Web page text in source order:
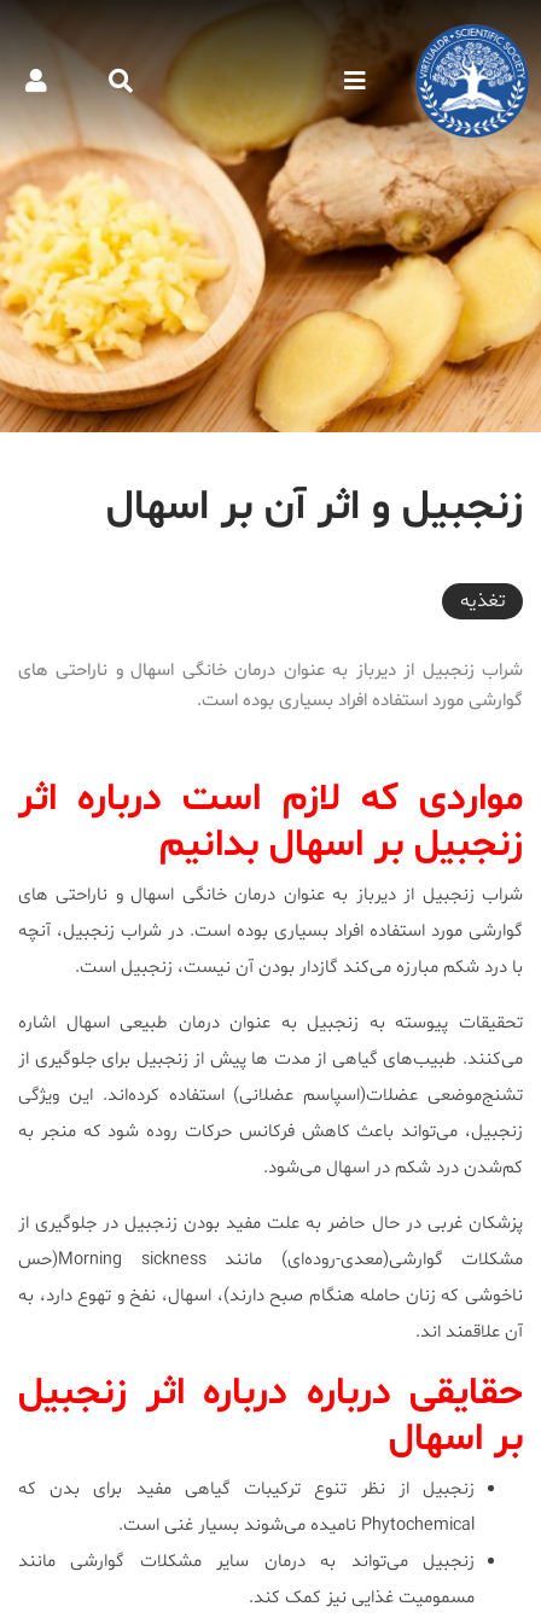
زنجبیل و اثر آن بر اسهال
2018-03-02T08:36:10+03:30
تغذیه
شراب زنجبیل از دیرباز به عنوان درمان خانگی اسهال و ناراحتی های
گوارشی مورد استفاده افراد بسیاری بوده است.
مواردی که لازم است درباره اثر
زنجبیل بر اسهال بدانیم
شراب زنجبیل از دیرباز به عنوان درمان خانگی اسهال و ناراحتی های
گوارشی مورد استفاده افراد بسیاری بوده است. در شراب زنجبیل، آنچه
با درد شکم مبارزه می‌کند گازدار بودن آن نیست، زنجبیل است.
تحقیقات پیوسته به زنجبیل به عنوان درمان طبیعی اسهال اشاره
می‌کنند. طبیب‌های گیاهی از مدت ها پیش از زنجبیل برای جلوگیری از
تشنج‌موضعی عضلات(اسپاسم عضلانی) استفاده کرده‌اند. این ویژگی
زنجبیل، می‌تواند باعث کاهش فرکانس حرکات روده شود که منجر به
کم‌شدن درد شکم در اسهال می‌شود.
پزشکان غربی در حال حاضر به علت مفید بودن زنجبیل در جلوگیری از
مشکلات گوارشی(معدی-روده‌ای) مانند Morning sickness(حس
ناخوشی که زنان حامله هنگام صبح دارند)، اسهال، نفخ و تهوع دارد، به
آن علاقمند اند.
حقایقی درباره درباره اثر زنجبیل
بر اسهال
زنجبیل از نظر تنوع ترکیبات گیاهی مفید برای بدن که
Phytochemical نامیده می‌شوند بسیار غنی است.
زنجبیل می‌تواند به درمان سایر مشکلات گوارشی مانند
مسمومیت غذایی نیز کمک کند.